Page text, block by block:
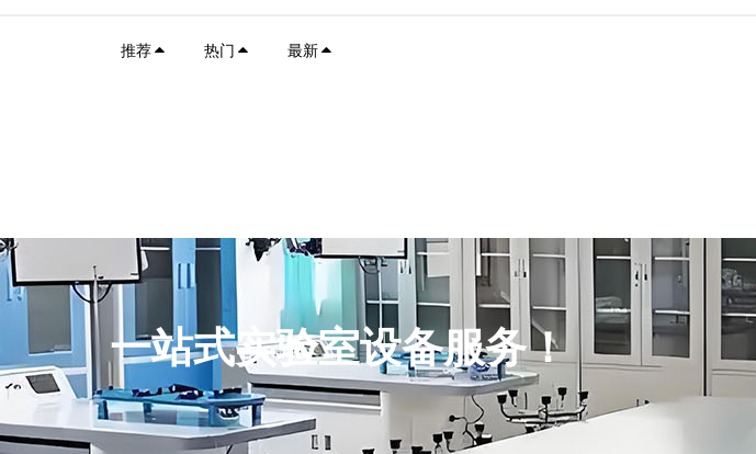
推荐 热门 最新
一站式实验室设备服务！